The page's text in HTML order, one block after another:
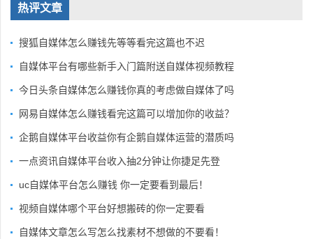
热评文章
搜狐自媒体怎么赚钱先等等看完这篇也不迟
自媒体平台有哪些新手入门篇附送自媒体视频教程
今日头条自媒体怎么赚钱你真的考虑做自媒体了吗
网易自媒体怎么赚钱看完这篇可以增加你的收益？
企鹅自媒体平台收益你有企鹅自媒体运营的潜质吗
一点资讯自媒体平台收入抽2分钟让你捷足先登
uc自媒体平台怎么赚钱 你一定要看到最后！
视频自媒体哪个平台好想搬砖的你一定要看
自媒体文章怎么写怎么找素材不想做的不要看！